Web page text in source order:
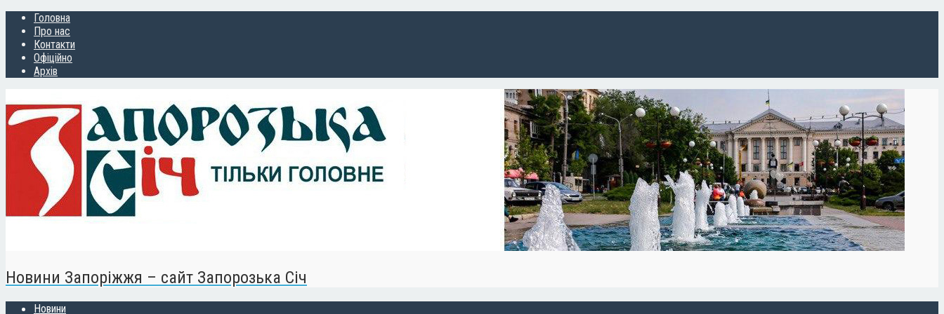
Головна
Про нас
Контакти
Офіційно
Архів
Новини Запоріжжя – сайт Запорозька Січ
Новини